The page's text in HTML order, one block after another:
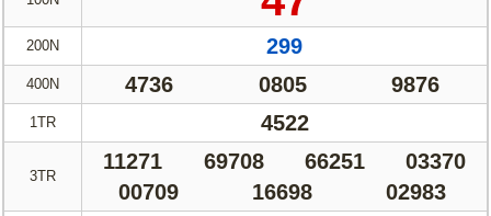
200N 299
400N 4736 0805 9876
1TR 4522
3TR
11271 69708 66251
03370
00709
16698 02983